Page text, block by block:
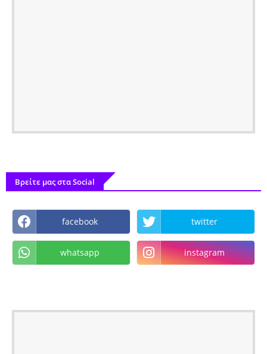
Βρείτε μας στα Social
facebook twitter
whatsapp instagram